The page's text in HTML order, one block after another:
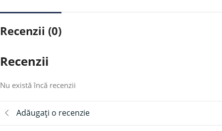
Recenzii (0)
Recenzii
Nu există încă recenzii
Adăugați o recenzie